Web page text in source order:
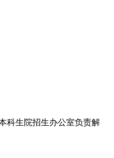
科生院招生办公室负责解